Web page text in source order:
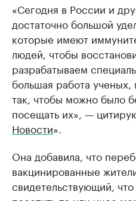
«Сегодня в России и
достаточно большой
которые имеют
людей, чтобы
разрабатываем
большая работа ученых,
так, чтобы можно было
посещать их», —
Новости».
Она добавила, что
вакцинированные
свидетельствующий,